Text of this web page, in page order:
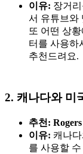
이유: 장거
서 유튜브와
또 어떤 상
터를 사용하
추천드려요.
2. 캐나다와 미
추천:
이유: 캐나
를 사용할